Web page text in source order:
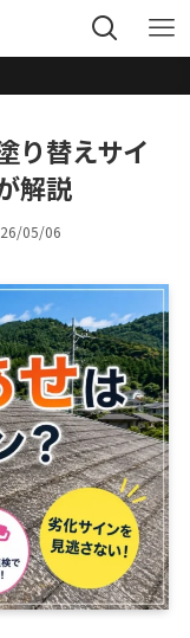
り替えサイ
解説
05/06